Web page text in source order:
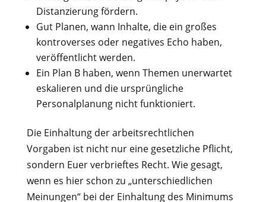
Distanzierung fördern.
Gut Planen, wann Inhalte, die ein großes
kontroverses oder negatives Echo haben,
veröffentlicht werden.
Ein Plan B haben, wenn Themen unerwartet
eskalieren und die ursprüngliche
Personalplanung nicht funktioniert.
Die Einhaltung der arbeitsrechtlichen
Vorgaben ist nicht nur eine gesetzliche Pflicht,
sondern Euer verbrieftes Recht. Wie gesagt,
wenn es hier schon zu „unterschiedlichen
Meinungen“ bei der Einhaltung des Minimums